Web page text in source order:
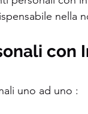
nella
con
uno ad uno :